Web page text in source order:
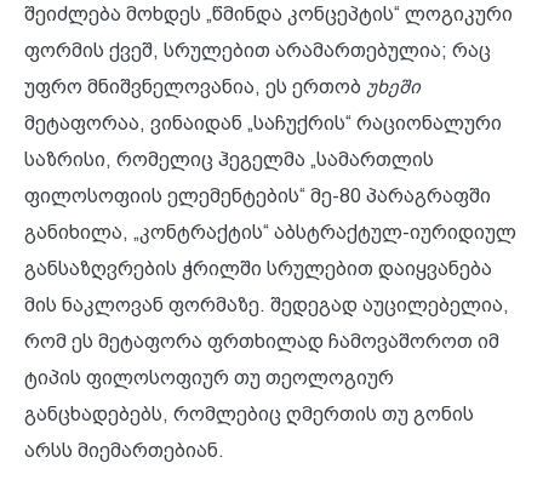
შეიძლება მოხდეს „წმინდა კონცეპტის“ ლოგიკური
ფორმის ქვეშ, სრულებით არამართებულია; რაც
უფრო მნიშვნელოვანია, ეს ერთობ უხეში
მეტაფორაა, ვინაიდან „საჩუქრის“ რაციონალური
საზრისი, რომელიც ჰეგელმა „სამართლის
ფილოსოფიის ელემენტების“ მე-80 პარაგრაფში
განიხილა, „კონტრაქტის“ აბსტრაქტულ-იურიდიულ
განსაზღვრების ჭრილში სრულებით დაიყვანება
მის ნაკლოვან ფორმაზე. შედეგად აუცილებელია,
რომ ეს მეტაფორა ფრთხილად ჩამოვაშოროთ იმ
ტიპის ფილოსოფიურ თუ თეოლოგიურ
განცხადებებს, რომლებიც ღმერთის თუ გონის
არსს მიემართებიან.